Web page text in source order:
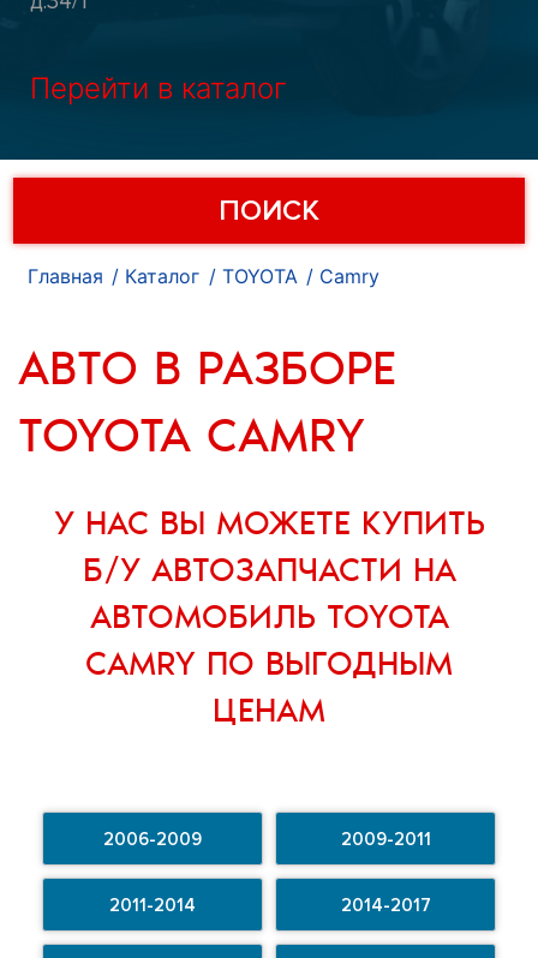
Перейти в каталог
ПОИСК
Главная Каталог TOYOTA Camry
АВТО В РАЗБОРЕ
TOYOTA CAMRY
У НАС ВЫ МОЖЕТЕ КУПИТЬ
Б/У АВТОЗАПЧАСТИ НА
АВТОМОБИЛЬ TOYOTA
CAMRY ПО ВЫГОДНЫМ
ЦЕНАМ
2006-2009 2009-2011
2011-2014 2014-2017